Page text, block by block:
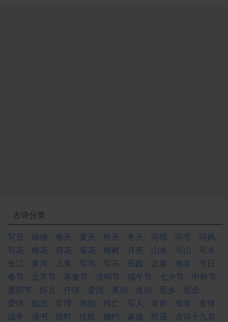
古诗分类
写景
咏物 春天 夏天 秋天 冬天 写雨 写雪
写风
写花
梅花 荷花 菊花 柳树 月亮 山水 写山
写水
长江
黄河 儿童 写鸟 写马 田园 边塞 地名
节日
春节
元宵节 寒食节 清明节 端午节 七夕节
中秋节
重阳节
怀古 抒情 爱国 离别 送别 思乡
思念
爱情
励志 哲理 闺怨 悼亡 写人 老师 母亲
友情
战争
读书 惜时 忧民 婉约 豪放 民谣 古诗十九首